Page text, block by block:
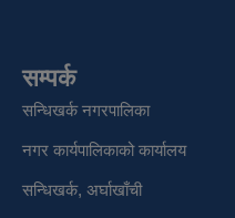
सम्पर्क
सन्धिखर्क नगरपालिका
नगर कार्यपालिकाको कार्यालय
सन्धिखर्क, अर्घाखाँची